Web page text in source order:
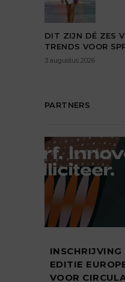
DIT ZIJN DÉ ZES
TRENDS VOOR
3 augustus 2026
PARTNERS
INSCHRIJVING
EDITIE
VOOR